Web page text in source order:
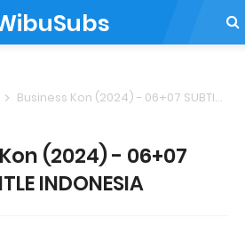
Business Kon (2024) - 06+07 SUBTITLE INDONESIA
(2024) - 06+07
INDONESIA